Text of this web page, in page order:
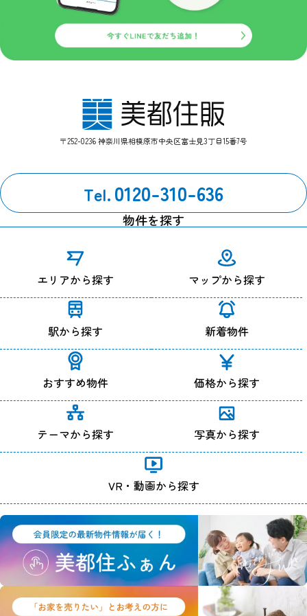
〒252-0236 神奈川県相模原市中央区富士見3丁目15番7号
Tel. 0120-310-636
物件を探す
エリアから探す マップから探す
駅から探す 新着物件
おすすめ物件 価格から探す
テーマから探す 写真から探す
VR・動画から探す